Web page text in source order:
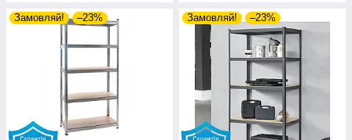
Замовляй! –23% Замовляй! –23%